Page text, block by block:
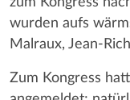
wurden aufs
Malraux, Jean-
Zum Kongress